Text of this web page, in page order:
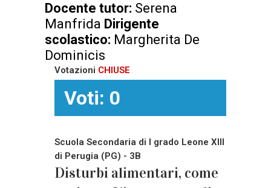
Docente tutor: Serena
Manfrida Dirigente
scolastico: Margherita De
Dominicis
Votazioni CHIUSE
Voti: 0
Scuola Secondaria di I grado Leone XIII
di Perugia (PG) - 3B
Disturbi alimentari, come